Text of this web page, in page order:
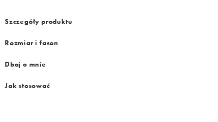
Szczegóły produktu
Rozmiar i fason
Dbaj o mnie
Jak stosować